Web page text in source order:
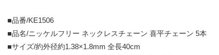
■品番/KE1506
■品名/ニッケルフリー ネックレスチェーン 喜平チェーン 5本
■サイズ/約外径約1.38×1.8mm 全長40cm